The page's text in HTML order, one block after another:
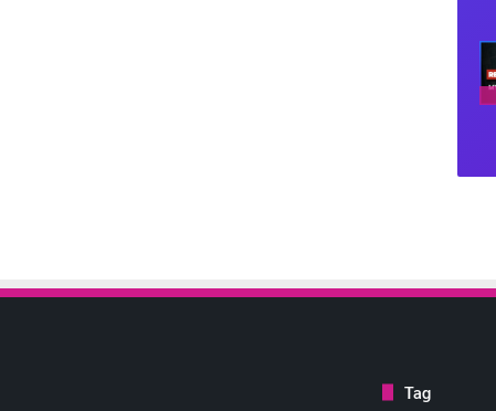
Tag